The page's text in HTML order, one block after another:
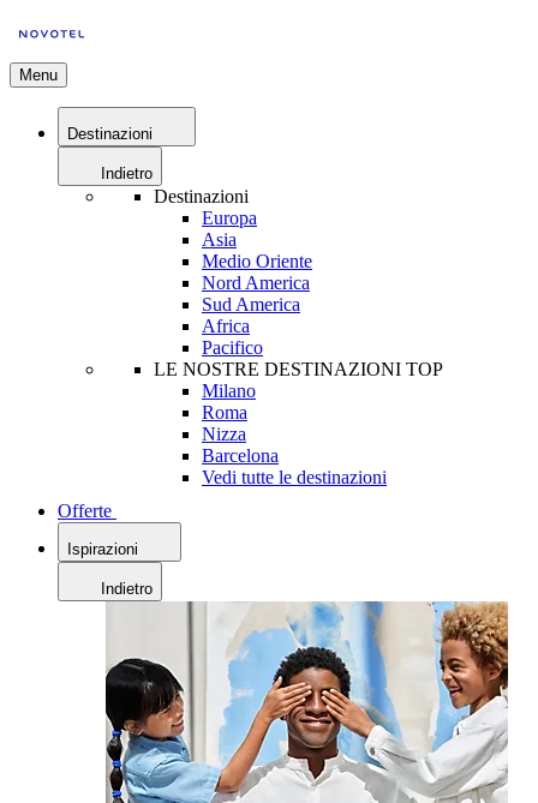
Menu
Destinazioni
Indietro
Destinazioni
Europa
Asia
Medio Oriente
Nord America
Sud America
Africa
Pacifico
LE NOSTRE DESTINAZIONI TOP
Milano
Roma
Nizza
Barcelona
Vedi tutte le destinazioni
Offerte
Ispirazioni
Indietro